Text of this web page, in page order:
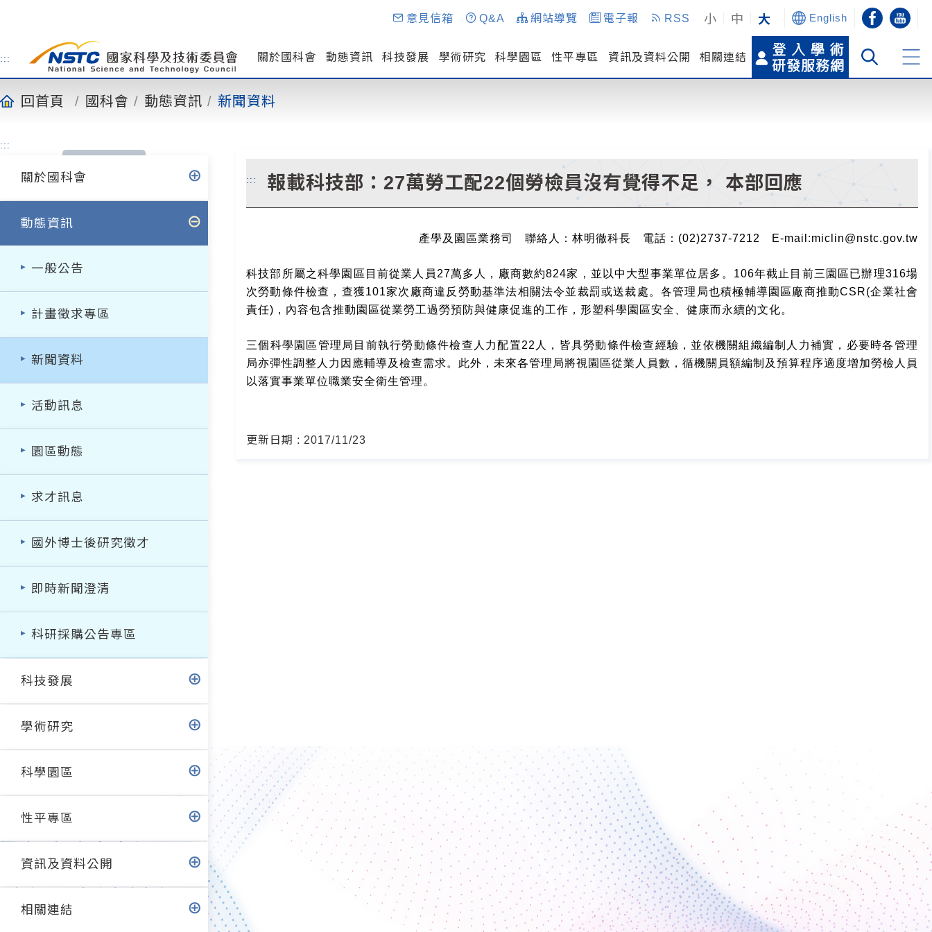
內
意見信箱 Q&A 網站導覽 電子報 RSS 小 中 大 English
::: 關於國科會 動態資訊 科技發展 學術研究 科學園區 性平專區 資訊及資料公開 相關連結
回首頁 國科會 動態資訊 新聞資料
:::
關於國科會
動態資訊
一般公告
計畫徵求專區
新聞資料
活動訊息
園區動態
求才訊息
國外博士後研究徵才
即時新聞澄清
科研採購公告專區
科技發展
學術研究
科學園區
性平專區
資訊及資料公開
相關連結
::: 報載科技部：27萬勞工配22個勞檢員沒有覺得不足， 本部回應
產學及園區業務司 聯絡人：林明徹科長 電話：(02)2737-7212 E-mail:miclin@nstc.gov.tw
科技部所屬之科學園區目前從業人員27萬多人，廠商數約824家，並以中大型事業單位居多。106年截止目前三園區已辦理316場
次勞動條件檢查，查獲101家次廠商違反勞動基準法相關法令並裁罰或送裁處。各管理局也積極輔導園區廠商推動CSR(企業社會
責任)，內容包含推動園區從業勞工過勞預防與健康促進的工作，形塑科學園區安全、健康而永續的文化。
三個科學園區管理局目前執行勞動條件檢查人力配置22人，皆具勞動條件檢查經驗，並依機關組織編制人力補實，必要時各管理
局亦彈性調整人力因應輔導及檢查需求。此外，未來各管理局將視園區從業人員數，循機關員額編制及預算程序適度增加勞檢人員
以落實事業單位職業安全衛生管理。
更新日期 : 2017/11/23